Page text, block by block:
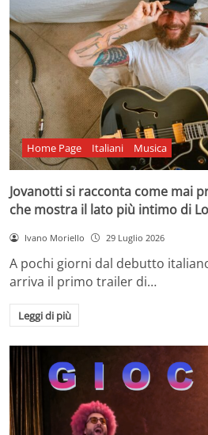
Home Page Italiani Musica
Jovanotti si racconta come mai
che mostra il lato più intimo di
Ivano Moriello 29 Luglio 2026
A pochi giorni dal debutto
arriva il primo trailer di…
Leggi di più